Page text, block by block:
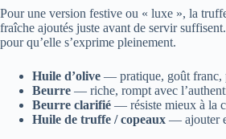
Pour une version festive ou « luxe », la
fraîche ajoutés juste avant de servir
pour qu’elle s’exprime pleinement.
Huile d’olive — pratique, goût franc,
Beurre — riche, rompt avec
Beurre clarifié — résiste mieux à la
Huile de truffe / copeaux — ajouter